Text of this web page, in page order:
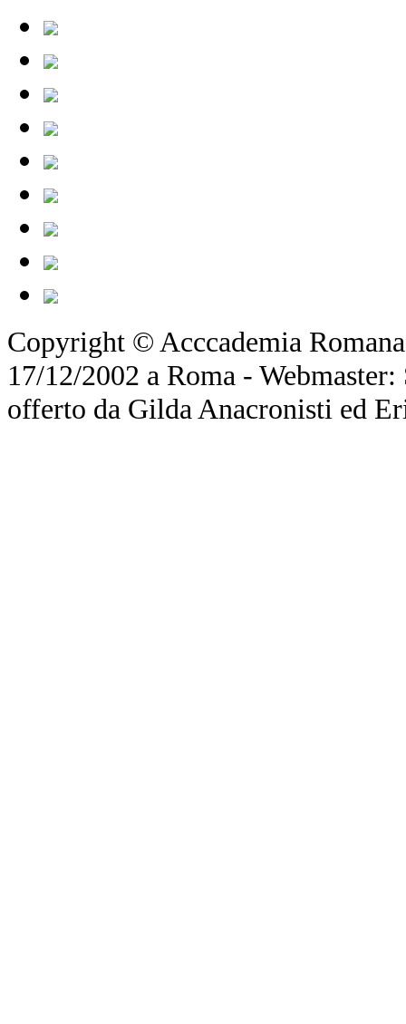
Copyright © Acccademia
17/12/2002 a Roma -
offerto da Gilda Anacronisti ed